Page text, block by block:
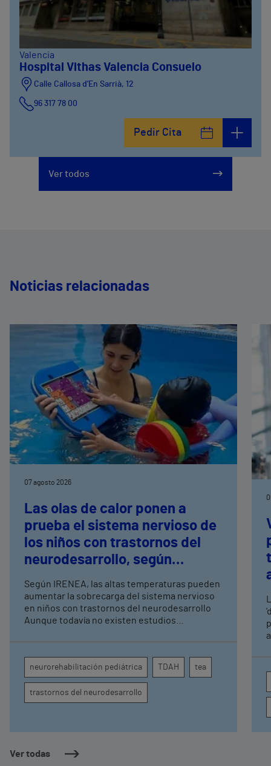
Valencia
Hospital Vithas Valencia Consuelo
Calle Callosa d’En Sarrià, 12
96 317 78 00
Pedir Cita
Ver todos
Noticias relacionadas
Ver todas
07 agosto 2026
Las olas de calor ponen a
prueba el sistema nervioso de
los niños con trastornos del
neurodesarrollo, según
expertos en
neurorrehabilitación
pediátrica de Vithas
Según IRENEA, las altas temperaturas pueden
aumentar la sobrecarga del sistema nervioso
en niños con trastornos del neurodesarrollo
Aunque todavía no existen estudios
atención, la regulación emocional y la
conducta
neurorehabilitación pediátrica TDAH tea
trastornos del neurodesarrollo